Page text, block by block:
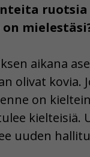
on
aikana
olivat kovia.
on
kielteisiä.
uuden